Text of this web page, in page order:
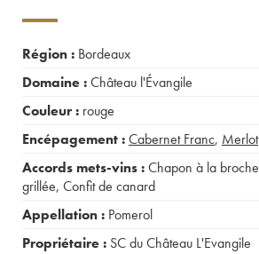
Région : Bordeaux
Domaine :Château l'Évangile
Couleur : rouge
Encépagement :Cabernet Franc, Merlot
Accords mets-vins :Chapon à la broche
grillée, Confit de canard
Appellation : Pomerol
Propriétaire : SC du Château L'Evangile